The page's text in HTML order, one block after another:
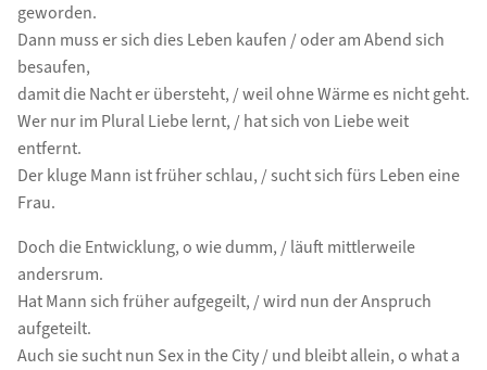
geworden.
Dann muss er sich dies Leben kaufen / oder am Abend sich
besaufen,
damit die Nacht er übersteht, / weil ohne Wärme es nicht geht.
Wer nur im Plural Liebe lernt, / hat sich von Liebe weit
entfernt.
Der kluge Mann ist früher schlau, / sucht sich fürs Leben eine
Frau.
Doch die Entwicklung, o wie dumm, / läuft mittlerweile
andersrum.
Hat Mann sich früher aufgegeilt, / wird nun der Anspruch
aufgeteilt.
Auch sie sucht nun Sex in the City / und bleibt allein, o what a